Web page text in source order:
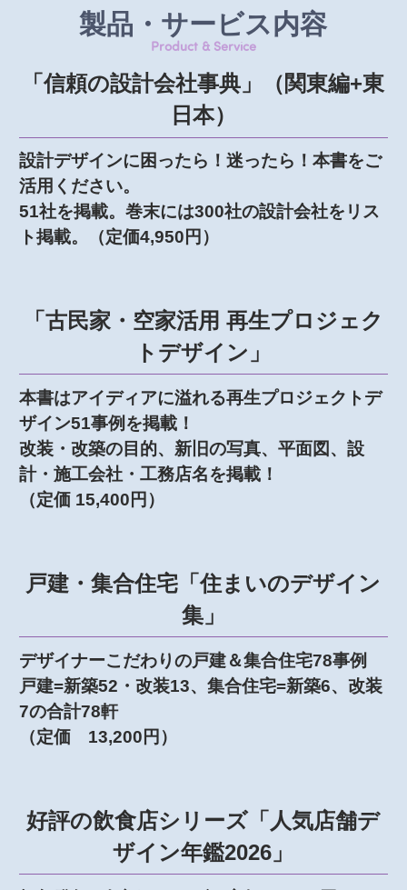
製品・サービス内容
Product & Service
「信頼の設計会社事典」（関東編+東
日本）
設計デザインに困ったら！迷ったら！本書をご
活用ください。
51社を掲載。巻末には300社の設計会社をリス
ト掲載。（定価4,950円）
「古民家・空家活用 再生プロジェク
トデザイン」
本書はアイディアに溢れる再生プロジェクトデ
ザイン51事例を掲載！
改装・改築の目的、新旧の写真、平面図、設
計・施工会社・工務店名を掲載！
（定価 15,400円）
戸建・集合住宅「住まいのデザイン
集」
デザイナーこだわりの戸建＆集合住宅78事例
戸建=新築52・改装13、集合住宅=新築6、改装
7の合計78軒
（定価 13,200円）
好評の飲食店シリーズ「人気店舗デ
ザイン年鑑2026」